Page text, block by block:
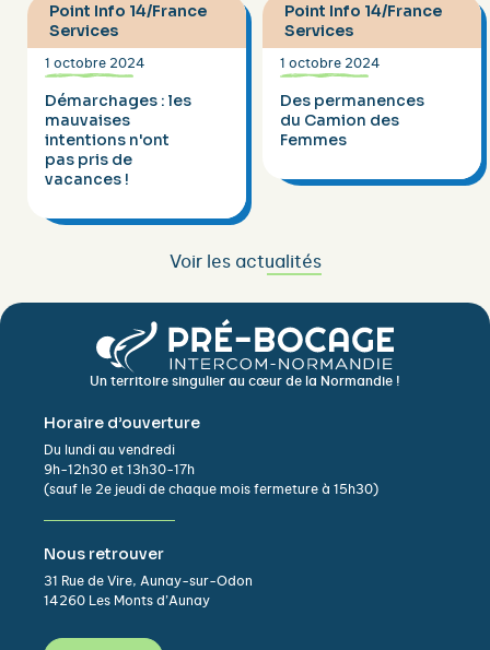
Point Info 14/France
Services
1 octobre 2024
Démarchages : les
mauvaises
intentions n'ont
pas pris de
vacances !
Point Info 14/France
Services
1 octobre 2024
Des permanences
du Camion des
Femmes
Voir les actualités
Un territoire singulier au cœur de la Normandie !
Horaire d’ouverture
Du lundi au vendredi
9h-12h30 et 13h30-17h
(sauf le 2e jeudi de chaque mois fermeture à 15h30)
Nous retrouver
31 Rue de Vire, Aunay-sur-Odon
14260 Les Monts d’Aunay